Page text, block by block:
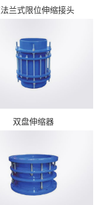
兰式限位伸缩接头
双盘伸缩器